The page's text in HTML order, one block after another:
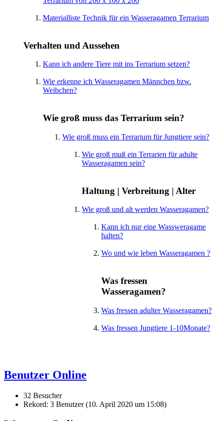
Materialliste Technik für ein Wasseragamen Terrarium
Verhalten und Aussehen
Kann ich andere Tiere mit ins Terrarium setzen?
Wie erkenne ich Wasseragamen Männchen bzw.
Weibchen?
Wie groß muss das Terrarium sein?
Wie groß muss ein Terrarium für Jungtiere sein?
Wie groß muß ein Terrarien für adulte
Wasseragamen sein?
Haltung | Verbreitung | Alter
Wie groß und alt werden Wasseragamen?
Kann ich nur eine Wassweragame
halten?
Wo und wie leben Wasseragamen ?
Was fressen
Wasseragamen?
Was fressen adulter Wasseragamen?
Was fressen Jungtiere 1-10Monate?
Benutzer Online
32 Besucher
Rekord: 3 Benutzer (10. April 2020 um 15:08)